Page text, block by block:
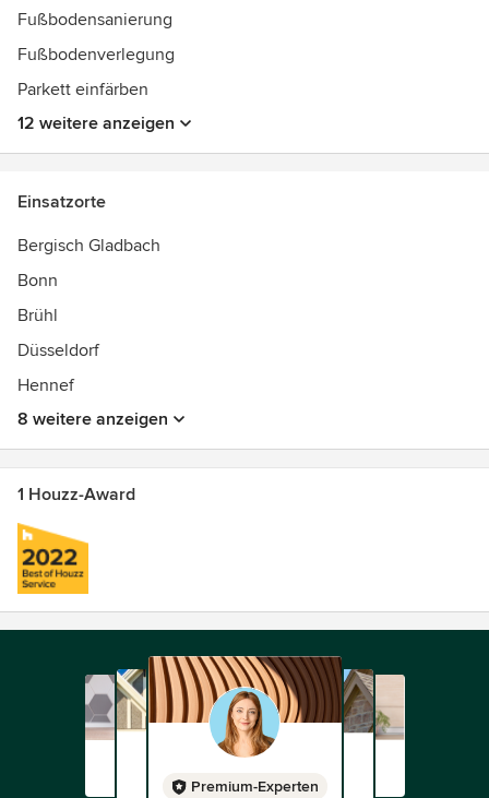
Fußbodensanierung
Fußbodenverlegung
Parkett einfärben
12 weitere anzeigen
Einsatzorte
Bergisch Gladbach
Bonn
Brühl
Düsseldorf
Hennef
8 weitere anzeigen
1 Houzz-Award
Premium-Experten